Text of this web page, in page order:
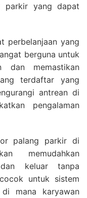
parkir yang dapat
perbelanjaan yang
berguna untuk
dan memastikan
terdaftar yang
antrean di
pengalaman
palang parkir di
memudahkan
keluar tanpa
untuk sistem
mana karyawan